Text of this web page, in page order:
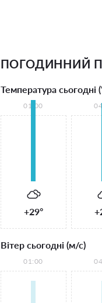
ПОГОДИННИЙ
Температура сьогодні
01:00
+29°
Вітер сьогодні (м/с)
01:00